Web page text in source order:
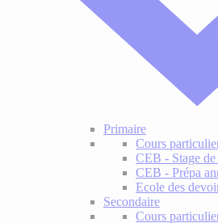
Primaire
Cours
CEB - Stage
CEB - Prépa
Ecole des
Secondaire
Cours